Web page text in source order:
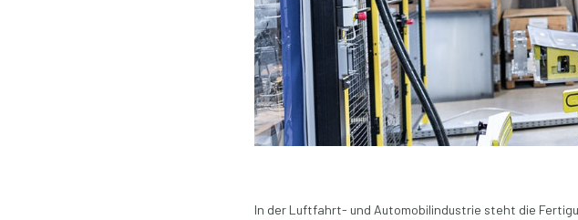
In der Luftfahrt- und Automobilindustrie steht die